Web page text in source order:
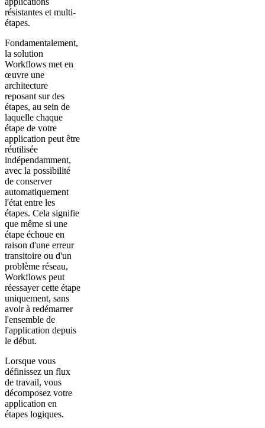
résistantes et multi-
étapes.
Fondamentalement,
la solution
Workflows met en
œuvre une
architecture
reposant sur des
étapes, au sein de
laquelle chaque
étape de votre
application peut être
réutilisée
indépendamment,
avec la possibilité
de conserver
automatiquement
l'état entre les
étapes. Cela signifie
que même si une
étape échoue en
raison d'une erreur
transitoire ou d'un
problème réseau,
Workflows peut
réessayer cette étape
uniquement, sans
avoir à redémarrer
l'ensemble de
l'application depuis
le début.
Lorsque vous
définissez un flux
de travail, vous
décomposez votre
application en
étapes logiques.